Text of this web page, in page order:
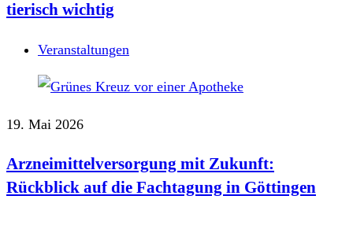
tierisch wichtig
Veranstaltungen
19. Mai 2026
Arzneimittelversorgung mit Zukunft:
Rückblick auf die Fachtagung in Göttingen